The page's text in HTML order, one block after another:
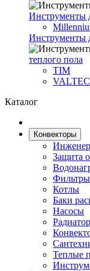
Инструменты
Инструменты
теплого пола
TIM
VALTEC
Каталог
Конвекторы
Защита
Фильтры
Котлы
Баки
Насосы
Теплые